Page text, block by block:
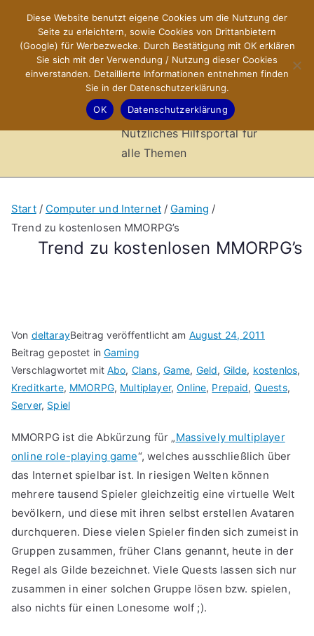
springen
X-Sites.de
–
Hilfsportal
Nützliches Hilfsportal für
alle Themen
Trend zu kostenlosen MMORPG’s
Start Computer und Internet
Gaming
Trend zu kostenlosen MMORPG’s
Von deltarayBeitrag veröffentlicht am August 24, 2011
Beitrag gepostet inGaming
Verschlagwortet mitAbo, Clans, Game, Geld, Gilde, kostenlos,
Kreditkarte, MMORPG, Multiplayer,Online, Prepaid, Quests,
Server, Spiel
MMORPG ist die Abkürzung für „Massively multiplayer
online role-playing game“, welches ausschließlich über
das Internet spielbar ist. In riesigen Welten können
mehrere tausend Spieler gleichzeitig eine virtuelle Welt
bevölkern, und diese mit ihren selbst erstellen Avataren
durchqueren. Diese vielen Spieler finden sich zumeist in
Gruppen zusammen, früher Clans genannt, heute in der
Regel als Gilde bezeichnet. Viele Quests lassen sich nur
zusammen in einer solchen Gruppe lösen bzw. spielen,
also nichts für einen Lonesome wolf ;).
Diese Website benutzt eigene Cookies um die Nutzung der
Seite zu erleichtern, sowie Cookies von Drittanbietern
(Google) für Werbezwecke. Durch Bestätigung mit OK erklären
Sie sich mit der Verwendung / Nutzung dieser Cookies
einverstanden. Detaillierte Informationen entnehmen finden
Sie in der Datenschutzerklärung.
OK
Datenschutzerklärung